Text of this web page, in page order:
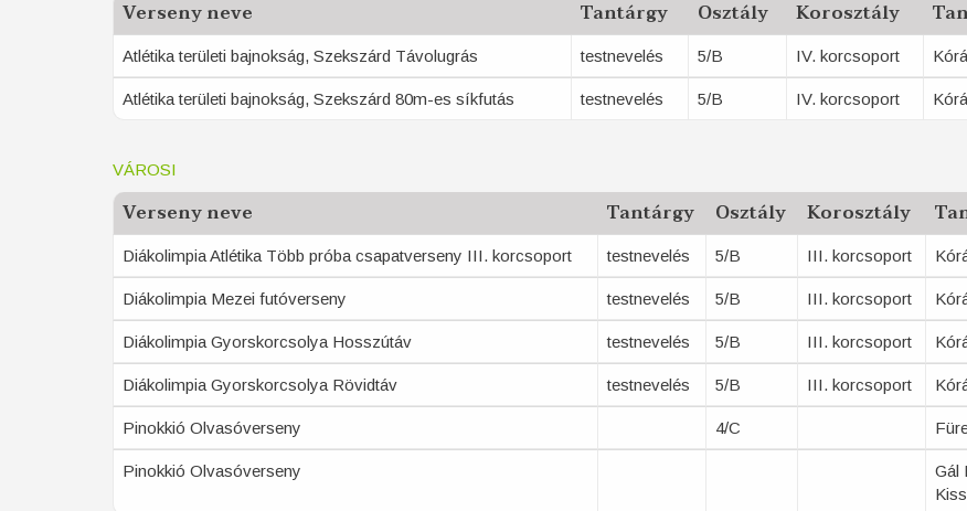
Verseny neve Tantárgy Osztály Korosztály
Atlétika területi bajnokság, Szekszárd Távolugrás testnevelés 5/B IV. korcsoport
Atlétika területi bajnokság, Szekszárd 80m-es síkfutás testnevelés 5/B IV. korcsoport
VÁROSI
Verseny neve Tantárgy Osztály Korosztály
Diákolimpia Atlétika Több próba csapatverseny III. korcsoport testnevelés 5/B III. korcsoport
Diákolimpia Mezei futóverseny testnevelés 5/B III. korcsoport
Diákolimpia Gyorskorcsolya Hosszútáv testnevelés 5/B III. korcsoport
Diákolimpia Gyorskorcsolya Rövidtáv testnevelés 5/B III. korcsoport
Pinokkió Olvasóverseny 4/C
Pinokkió Olvasóverseny
Gál